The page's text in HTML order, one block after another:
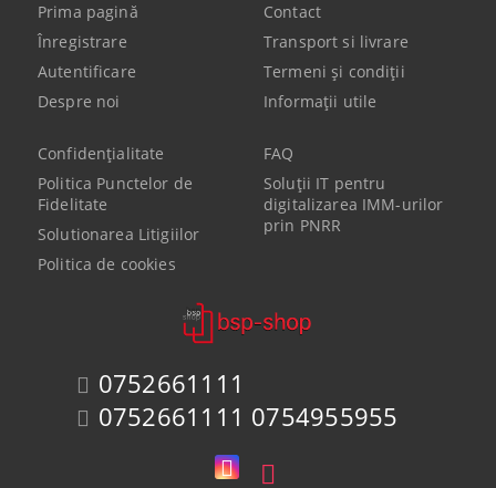
0752661111
0752661111 0754955955
Prima pagină
Înregistrare
Autentificare
Despre noi
Contact
Transport si livrare
Termeni şi condiţii
Informaţii utile
Confidenţialitate
Politica Punctelor de
Fidelitate
Solutionarea Litigiilor
Politica de cookies
FAQ
Soluții IT pentru
digitalizarea IMM-urilor
prin PNRR